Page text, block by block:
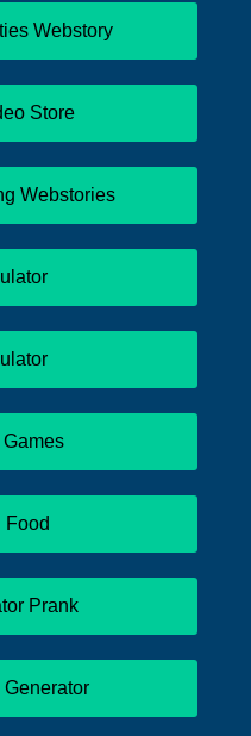
Webstory
Store
Webstories
Food
Prank